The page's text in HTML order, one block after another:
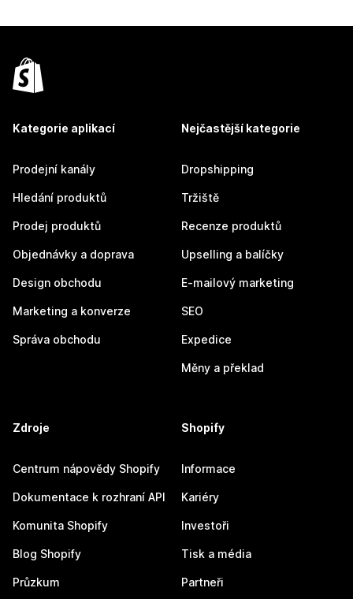
Kategorie aplikací
Prodejní kanály
Hledání produktů
Prodej produktů
Objednávky a doprava
Design obchodu
Marketing a konverze
Správa obchodu
Nejčastější kategorie
Dropshipping
Tržiště
Recenze produktů
Upselling a balíčky
E-mailový marketing
SEO
Expedice
Měny a překlad
Zdroje
Centrum nápovědy Shopify
Dokumentace k rozhraní API
Komunita Shopify
Blog Shopify
Průzkum
Shopify
Informace
Kariéry
Investoři
Tisk a média
Partneři